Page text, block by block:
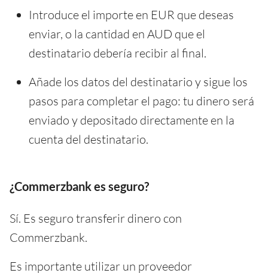
Introduce el importe en EUR que deseas
enviar, o la cantidad en AUD que el
destinatario debería recibir al final.
Añade los datos del destinatario y sigue los
pasos para completar el pago: tu dinero será
enviado y depositado directamente en la
cuenta del destinatario.
¿Commerzbank es seguro?
Sí. Es seguro transferir dinero con
Commerzbank.
Es importante utilizar un proveedor